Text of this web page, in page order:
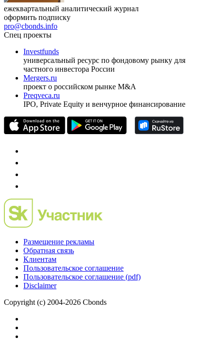
ежеквартальный аналитический журнал
оформить подписку
pro@cbonds.info
Спец проекты
Investfunds
универсальный ресурс по фондовому рынку для
частного инвестора России
Mergers.ru
проект о российском рынке M&A
Preqveca.ru
IPO, Private Equity и венчурное финансирование
Размещение рекламы
Обратная связь
Клиентам
Пользовательское соглашение
Пользовательское соглашение (pdf)
Disclaimer
Copyright (c) 2004-2026 Cbonds